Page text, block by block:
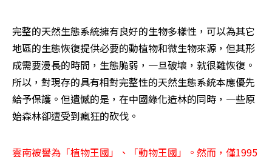
完整的天然生態系統擁有良好的生物多樣性，可以為其它
地區的生態恢復提供必要的動植物和微生物來源，但其形
成需要漫長的時間，生態脆弱，一旦破壞，就很難恢復。
所以，對現存的具有相對完整性的天然生態系統本應優先
給予保護。但遺憾的是，在中國綠化造林的同時，一些原
始森林卻遭受到瘋狂的砍伐。
雲南被譽為「植物王國」、「動物王國」。然而，僅1995